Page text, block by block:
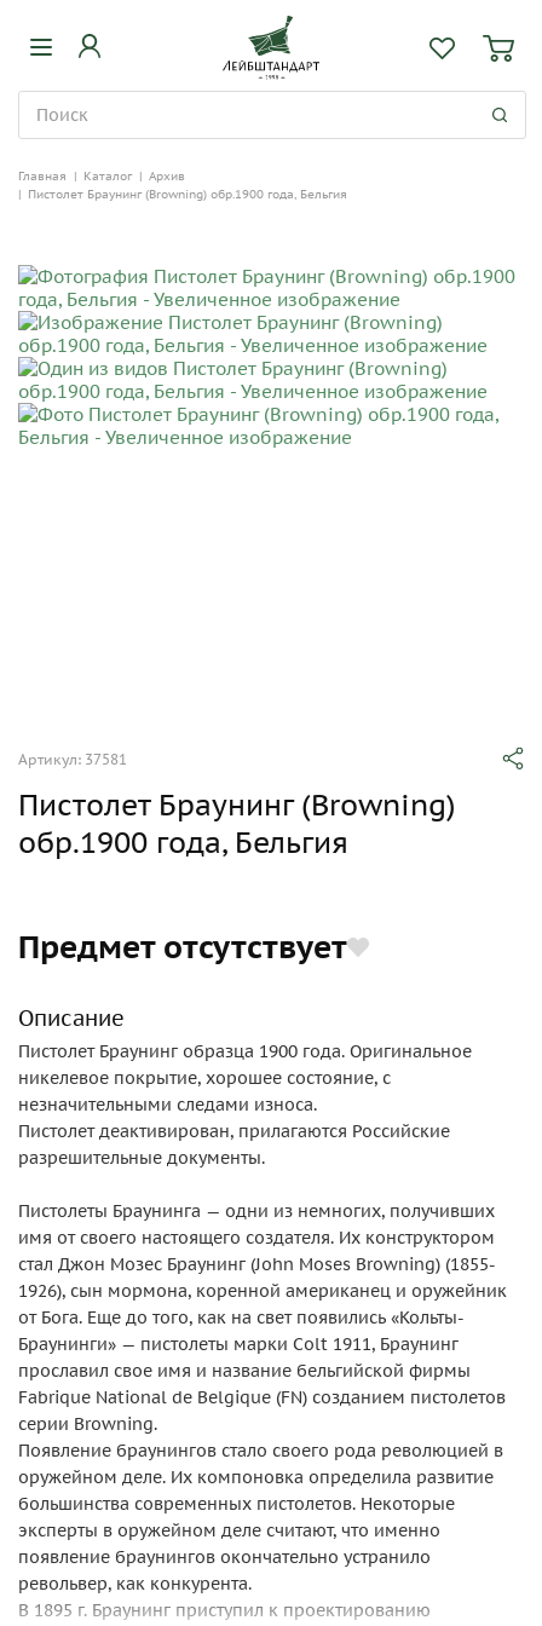
Главная | Каталог | Архив
| Пистолет Браунинг (Browning) обр.1900 года, Бельгия
Артикул: 37581
Пистолет Браунинг (Browning)
обр.1900 года, Бельгия
Предмет отсутствует
Описание
Пистолет Браунинг образца 1900 года. Оригинальное
никелевое покрытие, хорошее состояние, с
незначительными следами износа.
Пистолет деактивирован, прилагаются Российские
разрешительные документы.
Пистолеты Браунинга — одни из немногих, получивших
имя от своего настоящего создателя. Их конструктором
стал Джон Мозес Браунинг (John Moses Browning) (1855-
1926), сын мормона, коренной американец и оружейник
от Бога. Еще до того, как на свет появились «Кольты-
Браунинги» — пистолеты марки Colt 1911, Браунинг
прославил свое имя и название бельгийской фирмы
Fabrique National de Belgique (FN) созданием пистолетов
серии Browning.
Появление браунингов стало своего рода революцией в
оружейном деле. Их компоновка определила развитие
большинства современных пистолетов. Некоторые
эксперты в оружейном деле считают, что именно
появление браунингов окончательно устранило
револьвер, как конкурента.
В 1895 г. Браунинг приступил к проектированию